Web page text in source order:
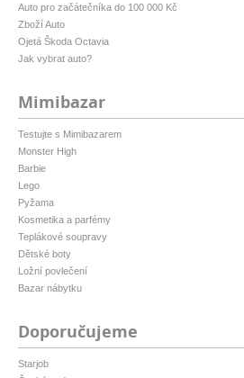
Auto pro začátečníka do 100 000 Kč
Zboží Auto
Ojetá Škoda Octavia
Jak vybrat auto?
Mimibazar
Testujte s Mimibazarem
Monster High
Barbie
Lego
Pyžama
Kosmetika a parfémy
Teplákové soupravy
Dětské boty
Ložní povlečení
Bazar nábytku
Doporučujeme
Starjob